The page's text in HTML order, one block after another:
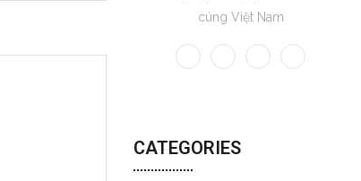
cúng Việt Nam
CATEGORIES